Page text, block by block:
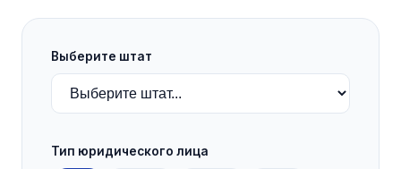
Выберите штат
Тип юридического лица